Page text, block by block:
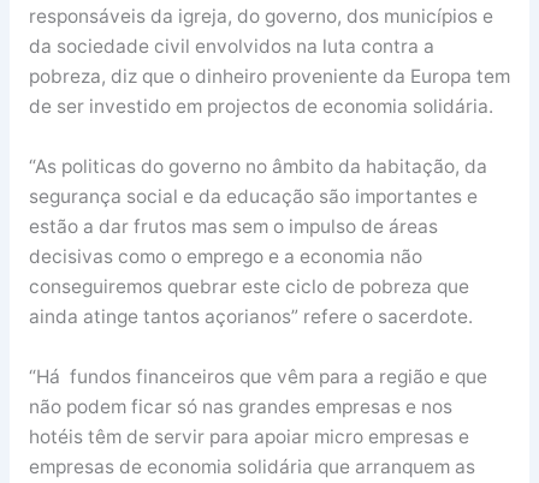
responsáveis da igreja, do governo, dos municípios e
da sociedade civil envolvidos na luta contra a
pobreza, diz que o dinheiro proveniente da Europa tem
de ser investido em projectos de economia solidária.
“As politicas do governo no âmbito da habitação, da
segurança social e da educação são importantes e
estão a dar frutos mas sem o impulso de áreas
decisivas como o emprego e a economia não
conseguiremos quebrar este ciclo de pobreza que
ainda atinge tantos açorianos” refere o sacerdote.
“Há fundos financeiros que vêm para a região e que
não podem ficar só nas grandes empresas e nos
hotéis têm de servir para apoiar micro empresas e
empresas de economia solidária que arranquem as